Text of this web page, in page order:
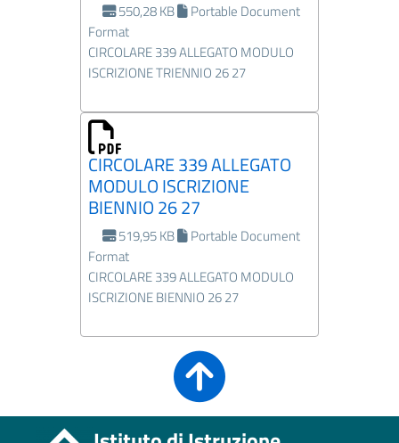
550,28 KB
Portable Document
Format
CIRCOLARE 339 ALLEGATO MODULO
ISCRIZIONE TRIENNIO 26 27
CIRCOLARE 339 ALLEGATO
MODULO ISCRIZIONE
BIENNIO 26 27
519,95 KB
Portable Document
Format
CIRCOLARE 339 ALLEGATO MODULO
ISCRIZIONE BIENNIO 26 27